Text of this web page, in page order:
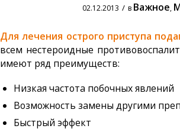
02.12.2013 / в Важное,
Для лечения острого приступа
всем нестероидные
имеют ряд преимуществ:
Низкая частота побочных явлений
Возможность замены другими
Быстрый эффект